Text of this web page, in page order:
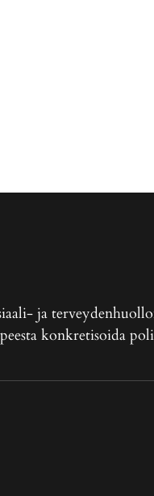
ja
konkretisoida